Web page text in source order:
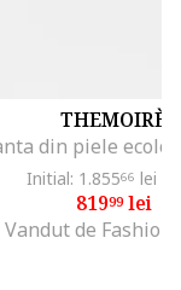
THEMOIRÈ
Initial: 1.85566 lei
81999lei
Vandut de Fashion